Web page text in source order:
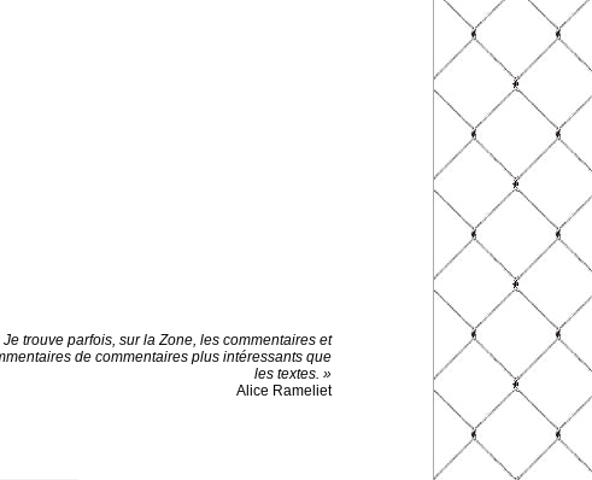
Je trouve parfois, sur la Zone, les commentaires et
de commentaires plus intéressants que
les textes. »
Alice Rameliet